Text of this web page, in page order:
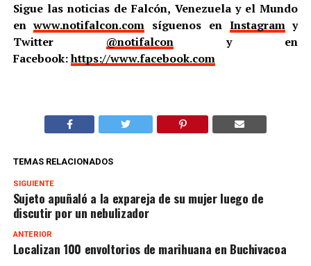
Sigue las noticias de Falcón, Venezuela y el Mundo
enwww.notifalcon.com síguenos en Instagramy
Twitter @notifalcony en
Facebook:https://www.facebook.com
TEMAS RELACIONADOS
SIGUIENTE
Sujeto apuñaló a la expareja de su mujer luego de
discutir por un nebulizador
ANTERIOR
Localizan 100 envoltorios de marihuana en Buchivacoa